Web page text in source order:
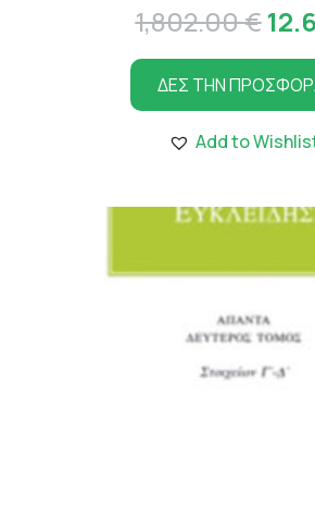
1,802.00€
ΔΕΣ ΤΗΝ
Add to